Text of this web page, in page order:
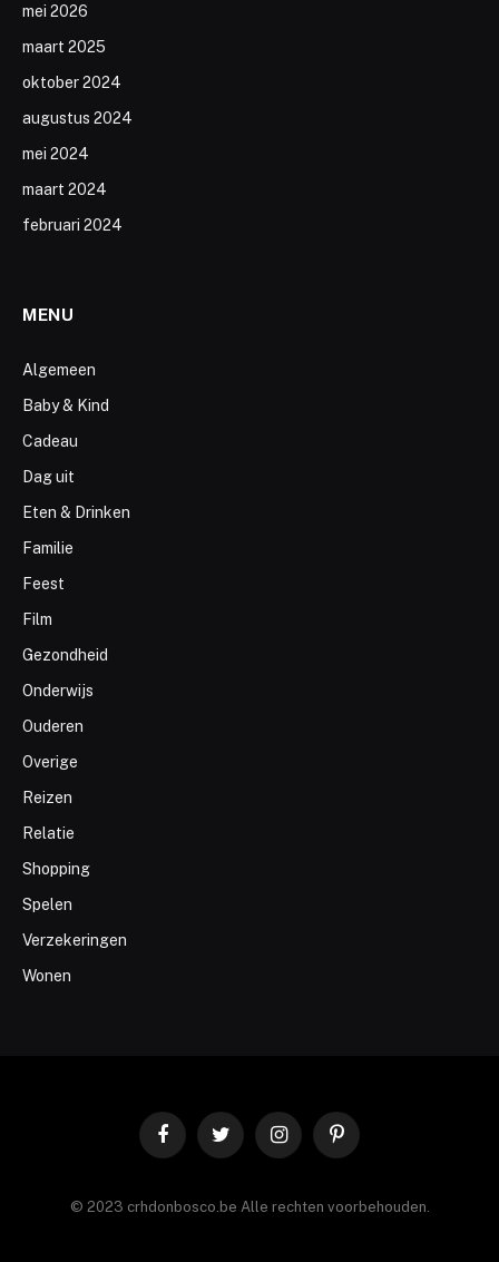
mei 2026
maart 2025
oktober 2024
augustus 2024
mei 2024
maart 2024
februari 2024
MENU
Algemeen
Baby & Kind
Cadeau
Dag uit
Eten & Drinken
Familie
Feest
Film
Gezondheid
Onderwijs
Ouderen
Overige
Reizen
Relatie
Shopping
Spelen
Verzekeringen
Wonen
FacebookTwitter InstagramPinterest
© 2023 crhdonbosco.be Alle rechten voorbehouden.